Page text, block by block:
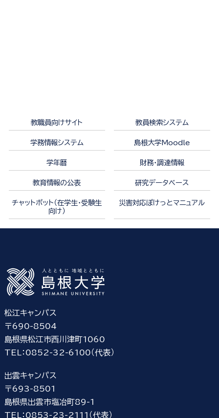
教職員向けサイト 教員検索システム
学務情報システム 島根大学Moodle
学年暦 財務・調達情報
教育情報の公表 研究データベース
チャットボット（在学生・受験生
向け）
災害対応ぽけっとマニュアル
松江キャンパス
〒690-8504
島根県松江市西川津町1060
TEL：0852-32-6100（代表）
出雲キャンパス
〒693-8501
島根県出雲市塩冶町89-1
TEL：0853-23-2111（代表）